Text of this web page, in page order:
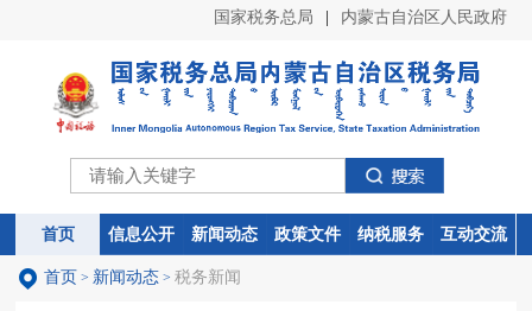
国家税务总局 内蒙古自治区人民政府
首页 信息公开 新闻动态 政策文件 纳税服务 互动交流
首页 信息公开 新闻动态 政策文件 纳税服务 互动交流
首页 > 新闻动态 > 税务新闻